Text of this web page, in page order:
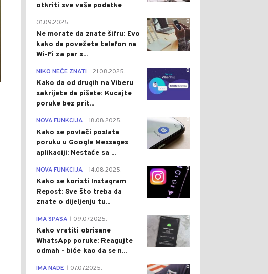
otkriti sve vaše podatke
0
01.09.2025.
Ne morate da znate šifru: Evo
kako da povežete telefon na
Wi-Fi za par s...
0
NIKO NEĆE ZNATI 21.08.2025.
Kako da od drugih na Viberu
sakrijete da pišete: Kucajte
poruke bez prit...
0
NOVA FUNKCIJA 18.08.2025.
Kako se povlači poslata
poruku u Google Messages
aplikaciji: Nestaće sa ...
0
NOVA FUNKCIJA 14.08.2025.
Kako se koristi Instagram
Repost: Sve što treba da
znate o dijeljenju tu...
0
IMA SPASA 09.07.2025.
Kako vratiti obrisane
WhatsApp poruke: Reagujte
odmah - biće kao da se n...
0
IMA NADE 07.07.2025.